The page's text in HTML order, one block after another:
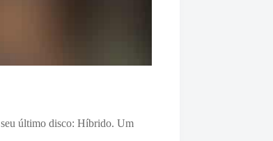
último disco: Híbrido. Um